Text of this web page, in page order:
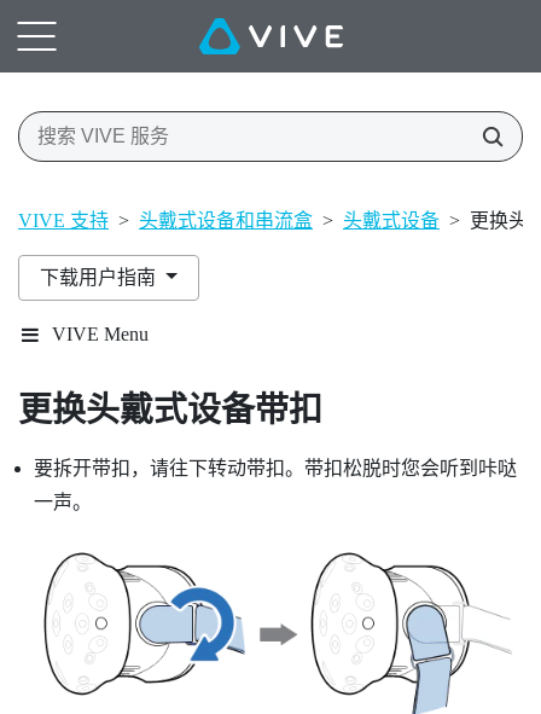
VIVE 支持 > 头戴式设备和串流盒 > 头戴式设备 > 更换头
下载用户指南
VIVE Menu
更换头戴式设备带扣
要拆开带扣，请往下转动带扣。带扣松脱时您会听到咔哒
一声。